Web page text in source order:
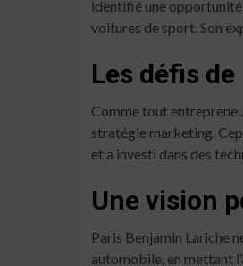
identifié une opportunité
voitures de sport. Son
Les défis
Comme tout
stratégie marketing.
et a investi dans des
Une vision
Paris Benjamin Lariche
automobile, en mettant